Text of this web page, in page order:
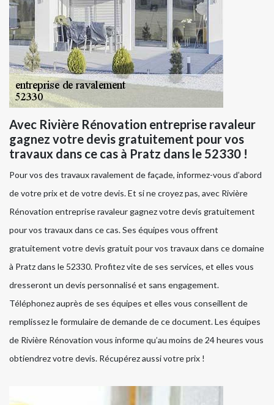
Avec Rivière Rénovation entreprise ravaleur
gagnez votre devis gratuitement pour vos
travaux dans ce cas à Pratz dans le 52330 !
Pour vos des travaux ravalement de façade, informez-vous d’abord
de votre prix et de votre devis. Et si ne croyez pas, avec Rivière
Rénovation entreprise ravaleur gagnez votre devis gratuitement
pour vos travaux dans ce cas. Ses équipes vous offrent
gratuitement votre devis gratuit pour vos travaux dans ce domaine
à Pratz dans le 52330. Profitez vite de ses services, et elles vous
dresseront un devis personnalisé et sans engagement.
Téléphonez auprès de ses équipes et elles vous conseillent de
remplissez le formulaire de demande de ce document. Les équipes
de Rivière Rénovation vous informe qu’au moins de 24 heures vous
obtiendrez votre devis. Récupérez aussi votre prix !